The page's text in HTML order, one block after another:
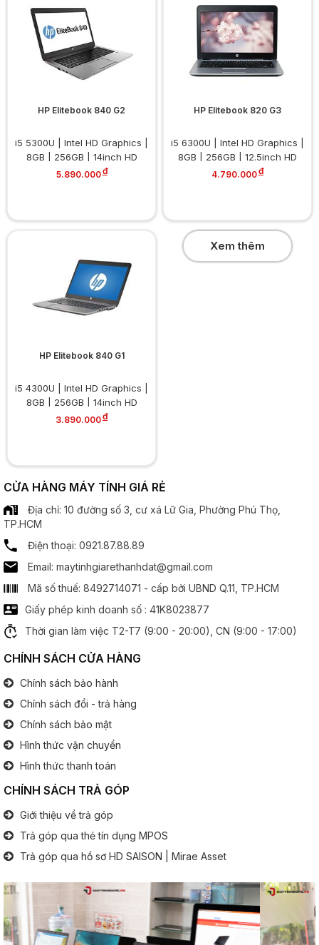
HP Elitebook 840 G2
i5 5300U | Intel HD Graphics |
8GB | 256GB | 14inch HD
5.890.000đ
HP Elitebook 820 G3
i5 6300U | Intel HD Graphics |
8GB | 256GB | 12.5inch HD
4.790.000đ
HP Elitebook 840 G1
i5 4300U | Intel HD Graphics |
8GB | 256GB | 14inch HD
3.890.000đ
Xem thêm
CỬA HÀNG MÁY TÍNH GIÁ RẺ
Địa chỉ: 10 đường số 3, cư xá Lữ Gia, Phường Phú Thọ,
TP.HCM
Điện thoại: 0921.87.88.89
Email: maytinhgiarethanhdat@gmail.com
Mã số thuế: 8492714071 - cấp bởi UBND Q.11, TP.HCM
Giấy phép kinh doanh số : 41K8023877
Thời gian làm việc T2-T7 (9:00 - 20:00), CN (9:00 - 17:00)
CHÍNH SÁCH CỬA HÀNG
Chính sách bảo hành
Chính sách đổi - trả hàng
Chính sách bảo mật
Hình thức vận chuyển
Hình thức thanh toán
CHÍNH SÁCH TRẢ GÓP
Giới thiệu về trả góp
Trả góp qua thẻ tín dụng MPOS
Trả góp qua hồ sơ HD SAISON | Mirae Asset